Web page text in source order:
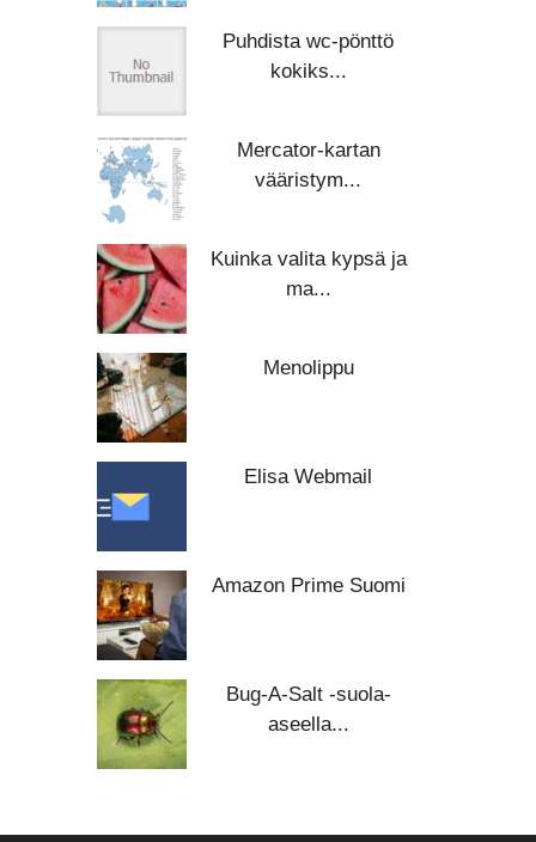
Puhdista wc-pönttö
kokiks...
Mercator-kartan
vääristym...
Kuinka valita kypsä ja
ma...
Menolippu
Elisa Webmail
Amazon Prime Suomi
Bug-A-Salt -suola-
aseella...